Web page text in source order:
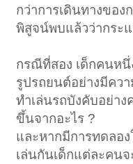
กว่าการเดินทางของ
พิสูจน์พบแล้วว่ากระ
กรณีที่สอง เด็กคนห
รูปรถยนต์อย่างมีคว
ทำเล่นรถบังคับอย่า
ขึ้นจากอะไร ?
และหากมีการทดลอ
เล่นกันเด็กแต่ละคน